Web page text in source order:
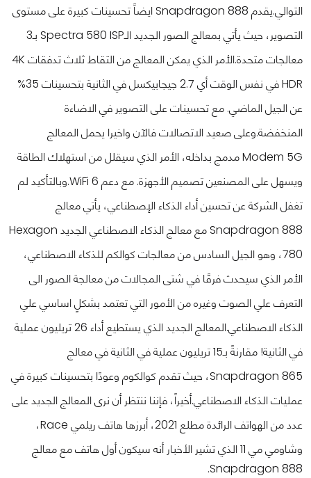
التوالي.
يقدم Snapdragon 888 ايضاً تحسينات كبيرة على مستوى
التصوير، حيث يأتي بمعالج الصور الجديد الـSpectra 580 ISP بـ3
معالجات متحدة.
الأمر الذي يمكن المعالج من التقاط ثلاث تدفقات 4K
HDR في نفس الوقت أي 2.7 جيجابيكسل في الثانية بتحسينات 35%
عن الجيل الماضي. مع تحسينات على التصوير في الاضاءة
المنخفضة.وعلى صعيد الاتصالات فالآن واخيرا يحمل المعالج
Modem 5G مدمج بداخله، الأمر الذي سيقلل من استهلاك الطاقة
ويسهل على المصنعين تصميم الأجهزة. مع دعم WiFi 6.
وبالتأكيد لم
تغفل الشركة عن تحسين أداء الذكاء الإصطناعي، يأتي معالج
Snapdragon 888 مع معالج الذكاء الاصطناعي الجديد Hexagon
780، وهو الجيل السادس من معالجات كوالكم للذكاء الاصطناعي،
الأمر الذي سيحدث فرقًا في شتى المجالات من معالجة الصور الى
التعرف علي الصوت وغيره من الأمور التي تعتمد بشكلٍ اساسي علي
الذكاء الاصطناعي.
المعالج الجديد الذي يستطيع أداء 26 تريليون عملية
في الثانية! مقارنةً بـ15 تريليون عملية في الثانية في معالج
Snapdragon 865، حيث تقدم كوالكوم وعودًا بتحسينات كبيرة في
عمليات الذكاء الاصطناعي.أخيراً، فإننا ننتظر أن نرى المعالج الجديد على
عدد من الهواتف الرائدة مطلع 2021، أبرزها هاتف ريلمي Race،
وشاومي مي 11 الذي تشير الأخبار أنه سيكون أول هاتف مع معالج
Snapdragon 888.